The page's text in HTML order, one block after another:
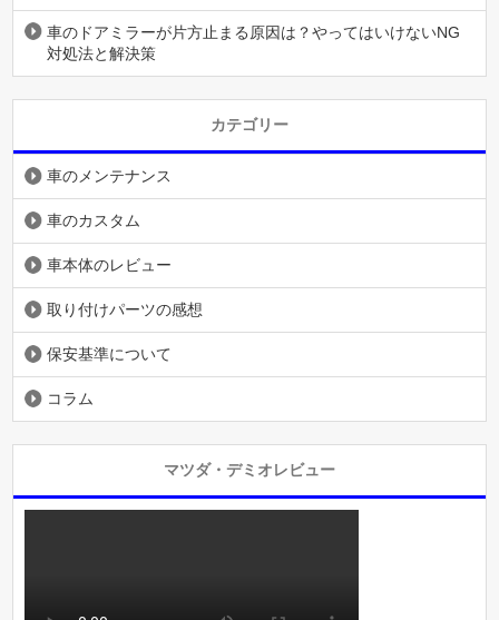
車のドアミラーが片方止まる原因は？やってはいけないNG
対処法と解決策
カテゴリー
車のメンテナンス
車のカスタム
車本体のレビュー
取り付けパーツの感想
保安基準について
コラム
マツダ・デミオレビュー